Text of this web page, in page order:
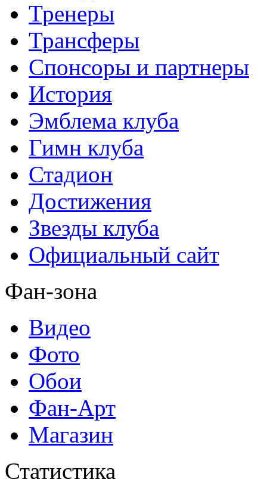
Тренеры
Трансферы
Спонсоры и партнеры
История
Эмблема клуба
Гимн клуба
Стадион
Достижения
Звезды клуба
Официальный сайт
Фан-зона
Видео
Фото
Обои
Фан-Арт
Магазин
Статистика